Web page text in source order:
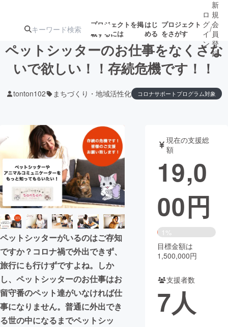
プロジェクトを掲
載するには
はじ
める
プロジェクト
をさがす
ジェクト
ターン
ジェクト
募集終了が近いプ
ロジェクト
もうすぐ公開
されます
アート・写真 音楽
テクノロジー・ガジェット ゲーム・
映像・映画
ビジネス・起業 チャレンジ
まちづくり・地域活性化
CAMPFIRE for Social Good
CAMPFIRE Creation
CAMPFIREふるさと納税machi-ya コミュニティ
ロ
グ
イ
ン
/
新
規
会
員
登
録
ペットシッターのお仕事をなくさな
いで欲しい！！存続危機です！！
tonton102 まちづくり・地域活性化 コロナサポートプログラム対象
ペットシッターがいるのはご存知
ですか？コロナ禍で外出できず、
旅行にも行けずですよね。しか
し、ペットシッターのお仕事はお
留守番のペット達がいなければ仕
事になりません。普通に外出でき
る世の中になるまでペットシッ
現在の支援総
額
19,0
00円
1%
目標金額は
1,500,000円
支援者数
7人